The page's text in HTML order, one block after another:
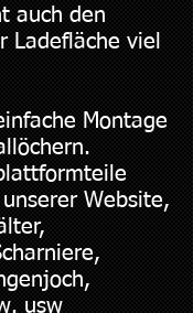
auch den
Ladefläche viel
Montage
Website,
usw